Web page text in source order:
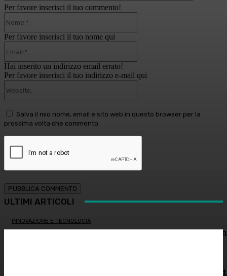
Per favore inserisci il tuo commento!
Per favore inserisci il tuo nome qui
Hai inserito un indirizzo email errato!
Per favore inserisci il tuo indirizzo e-mail qui
Salva il mio nome, email e sito web in questo browser per la
prossima volta che commento.
ULTIMI ARTICOLI
INNOVAZIONE E TECNOLOGIA
Virus creati con l’intelligenza artificiale: è la prima volta
Restituire luce e vitalità allo sguardo, tra medicina